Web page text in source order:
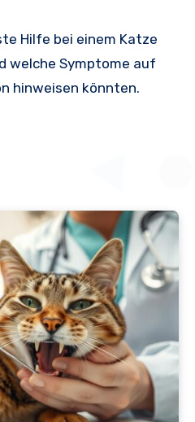
welche Symptome auf
hinweisen könnten.